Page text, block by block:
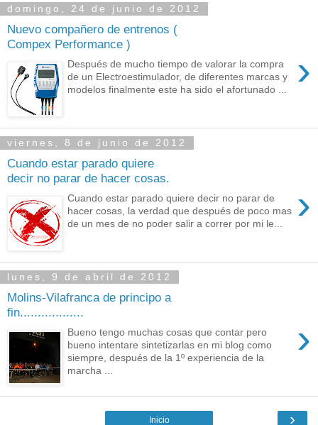
domingo, 24 de junio de 2012
Nuevo compañero de entrenos (
Compex Performance )
›
Después de mucho tiempo de valorar la compra
de un Electroestimulador, de diferentes marcas y
modelos finalmente este ha sido el afortunado ...
viernes, 8 de junio de 2012
Cuando estar parado quiere
decir no parar de hacer cosas.
›
Cuando estar parado quiere decir no parar de
hacer cosas, la verdad que después de poco mas
de un mes de no poder salir a correr por mi le...
lunes, 9 de abril de 2012
Molins-Vilafranca de principo a
fin..................
›
Bueno tengo muchas cosas que contar pero
bueno intentare sintetizarlas en mi blog como
siempre, después de la 1º experiencia de la
marcha ...
›
Inicio